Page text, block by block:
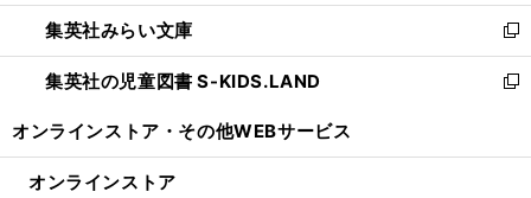
開
く
ウ
で
開
く
ン
ド
ウ
で
ウ
ィ
ン
ド
開
集英社みらい文庫
新
し
い
ン
集英社の児童図書 S-KIDS.LAND
新
ウ
オンラインストア・ その他WEBサービス
オンラインストア